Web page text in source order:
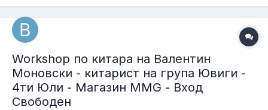
Workshop по китара на Валентин
Моновски - китарист на група Ювиги -
4ти Юли - Магазин MMG - Вход
Свободен